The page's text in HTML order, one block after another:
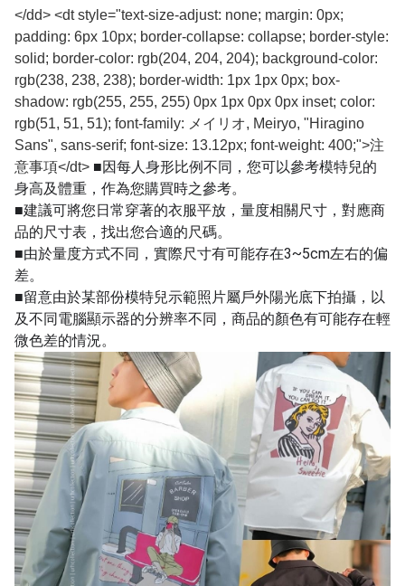
</dd> <dt style="text-size-adjust: none; margin: 0px;
padding: 6px 10px; border-collapse: collapse; border-style:
solid; border-color: rgb(204, 204, 204); background-color:
rgb(238, 238, 238); border-width: 1px 1px 0px; box-
shadow: rgb(255, 255, 255) 0px 1px 0px 0px inset; color:
rgb(51, 51, 51); font-family: メイリオ, Meiryo, "Hiragino
Sans", sans-serif; font-size: 13.12px; font-weight: 400;">注
意事項</dt> ■因每人身形比例不同，您可以參考模特兒的
身高及體重，作為您購買時之參考。
■建議可將您日常穿著的衣服平放，量度相關尺寸，對應商
品的尺寸表，找出您合適的尺碼。
■由於量度方式不同，實際尺寸有可能存在3~5cm左右的偏
差。
■留意由於某部份模特兒示範照片屬戶外陽光底下拍攝，以
及不同電腦顯示器的分辨率不同，商品的顏色有可能存在輕
微色差的情況。